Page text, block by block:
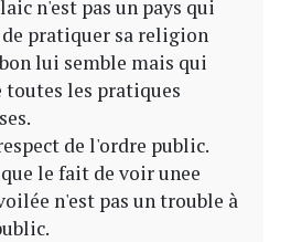
n'est pas un pays qui
pratiquer sa religion
lui semble mais qui
toutes les pratiques
de l'ordre public.
le fait de voir unee
n'est pas un trouble à